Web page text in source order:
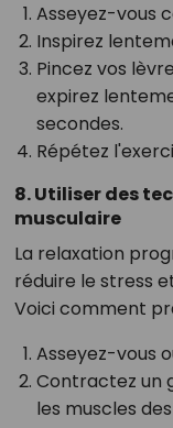
Asseyez-vous
Inspirez
Pincez vos
expirez
secondes.
Répétez
8. Utiliser des
musculaire
La relaxation
réduire le stress
Voici comment
Asseyez-vous
Contractez un
les muscles